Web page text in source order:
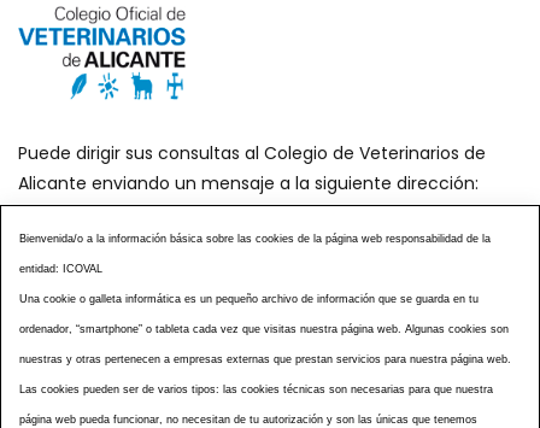
Puede dirigir sus consultas al Colegio de Veterinarios de
Alicante enviando un mensaje a la siguiente dirección:
secretaria@icoval.org
¿SABÍAS QUÉ?
TABLÓN ANUNCIOS
CURSOS Y EVENTOS
TÉRMINOS Y CONDICIONES
ESPECIAL COVID 19
Bienvenida/o a la información básica sobre las cookies de la página web responsabilidad de la
entidad: ICOVAL
Una cookie o galleta informática es un pequeño archivo de información que se guarda en tu
ordenador, “smartphone” o tableta cada vez que visitas nuestra página web. Algunas cookies son
nuestras y otras pertenecen a empresas externas que prestan servicios para nuestra página web.
Las cookies pueden ser de varios tipos: las cookies técnicas son necesarias para que nuestra
página web pueda funcionar, no necesitan de tu autorización y son las únicas que tenemos